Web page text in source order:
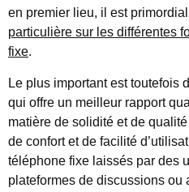
en premier lieu, il est
particulière sur les différentes
fixe.
Le plus important est toutefois
qui offre un meilleur rapport
matière de solidité et de
de confort et de facilité
téléphone fixe laissés par des
plateformes de discussions ou